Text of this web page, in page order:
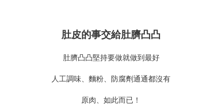
肚皮的事交給肚臍凸凸
肚臍凸凸堅持要做就做到最好
人工調味、麵粉、防腐劑通通都沒有
原肉、如此而已！